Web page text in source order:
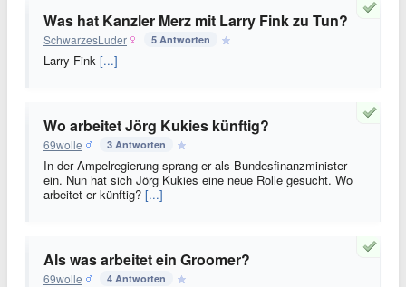
Was hat Kanzler Merz mit Larry Fink zu Tun?
SchwarzesLuder 5 Antworten
Larry Fink [...]
Wo arbeitet Jörg Kukies künftig?
69wolle 3 Antworten
In der Ampelregierung sprang er als Bundesfinanzminister
ein. Nun hat sich Jörg Kukies eine neue Rolle gesucht. Wo
arbeitet er künftig? [...]
Als was arbeitet ein Groomer?
69wolle 4 Antworten